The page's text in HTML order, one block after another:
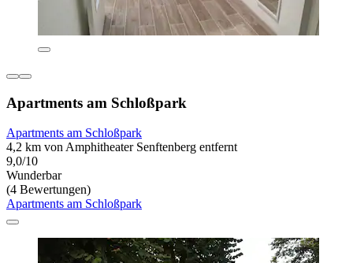
Apartments am Schloßpark
Apartments am Schloßpark
4,2 km von Amphitheater Senftenberg entfernt
9,0/10
Wunderbar
(4 Bewertungen)
Apartments am Schloßpark